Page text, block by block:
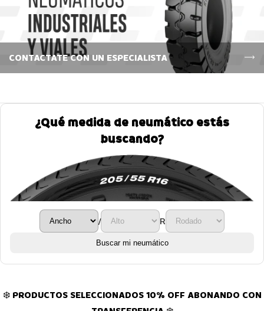
CONTACTATE CON UN ESPECIALISTA
¿Qué medida de neumático estás
buscando?
/ R
Buscar mi neumático
❄️ PRODUCTOS SELECCIONADOS 10% OFF ABONANDO CON